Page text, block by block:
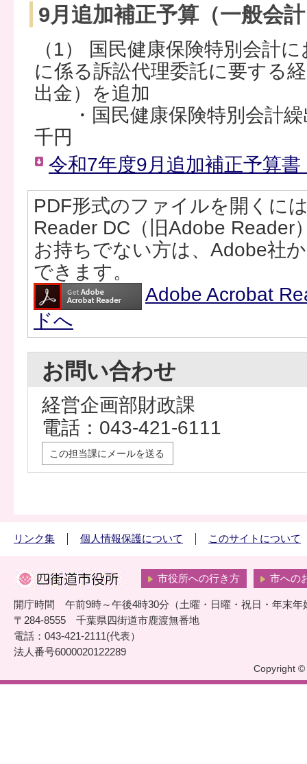
9月追加補正予算（一般会
（1） 国民健康保険特別会計
に係る訴訟代理委託に要する
出金）を追加
・国民健康保険特別会計
千円
令和7年度9月追加補正予算
PDF形式のファイルを開くに
Reader DC（旧Adobe Reader
お持ちでない方は、Adobe社
できます。
Adobe Acrobat
ドへ
お問い合わせ
経営企画部財政課
電話：043-421-6111
この担当課にメールを送る
リンク集 個人情報保護について このサイトについて
市役所への行き方 市への
開庁時間 午前9時～午後4時30分（土曜・日曜・祝日・年末年
〒284-8555 千葉県四街道市鹿渡無番地
電話：043-421-2111(代表）
法人番号6000020122289
Copyright ©